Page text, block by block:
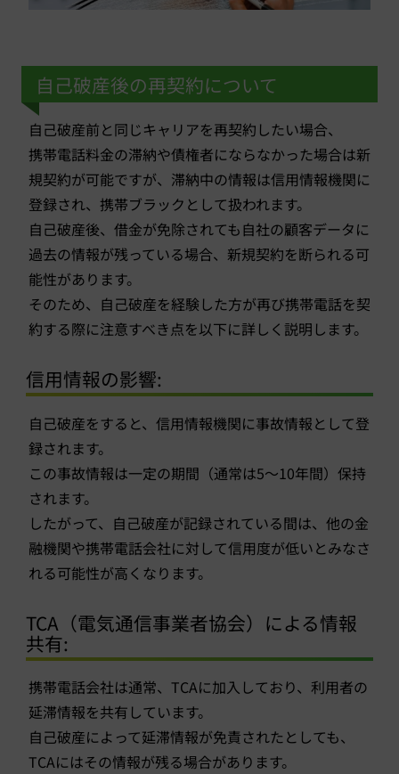
自己破産後の再契約について
自己破産前と同じキャリアを再契約したい場合、
携帯電話料金の滞納や債権者にならなかった場合は新
規契約が可能ですが、滞納中の情報は信用情報機関に
登録され、携帯ブラックとして扱われます。
自己破産後、借金が免除されても自社の顧客データに
過去の情報が残っている場合、新規契約を断られる可
能性があります。
そのため、自己破産を経験した方が再び携帯電話を契
約する際に注意すべき点を以下に詳しく説明します。
信用情報の影響:
自己破産をすると、信用情報機関に事故情報として登
録されます。
この事故情報は一定の期間（通常は5〜10年間）保持
されます。
したがって、自己破産が記録されている間は、他の金
融機関や携帯電話会社に対して信用度が低いとみなさ
れる可能性が高くなります。
TCA（電気通信事業者協会）による情報
共有:
携帯電話会社は通常、TCAに加入しており、利用者の
延滞情報を共有しています。
自己破産によって延滞情報が免責されたとしても、
TCAにはその情報が残る場合があります。